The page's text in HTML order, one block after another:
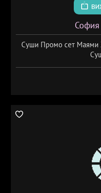
София
Суши Промо сет Маями